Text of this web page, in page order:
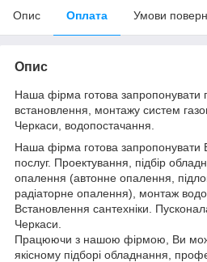
Опис Оплата Умови
Опис
Наша фірма готова запропонувати
встановлення, монтажу систем
Черкаси, водопостачання.
Наша фірма готова запропонувати
послуг. Проектування, підбір
опалення (автонне опалення,
радіаторне опалення), монтаж
Встановлення сантехніки.
Черкаси.
Працюючи з нашою фірмою, Ви
якісному підборі обладнання,